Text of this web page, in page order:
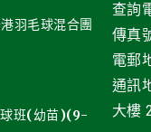
羽毛球混合團
班(幼苗)(9-
查詢
傳真
電郵
通訊
大樓